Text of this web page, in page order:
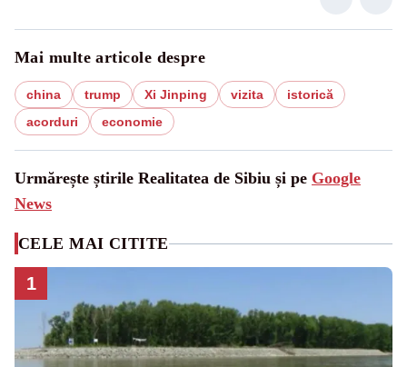
Mai multe articole despre
china trump Xi Jinping vizita
istorică
acorduri
economie
Urmărește știrile Realitatea de Sibiu și pe Google
News
CELE MAI CITITE
1